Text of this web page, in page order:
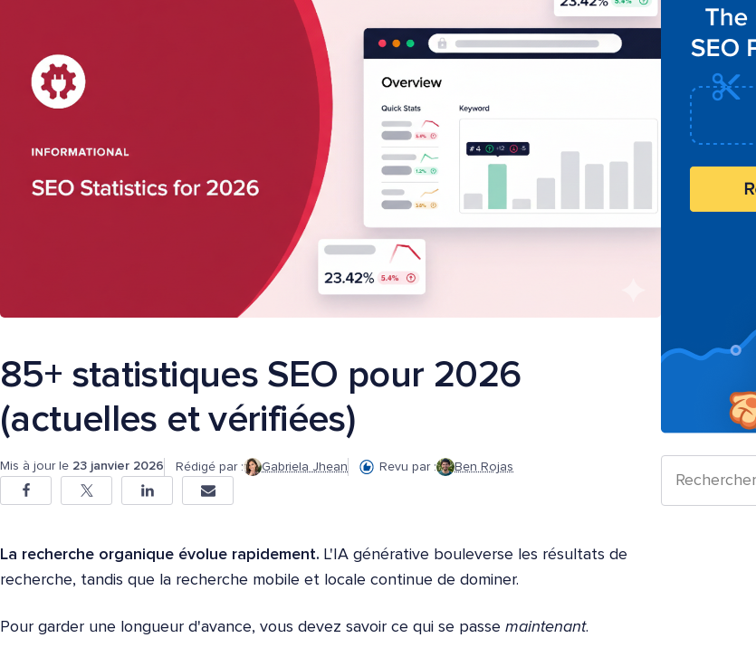
85+ statistiques SEO pour 2026
(actuelles et vérifiées)
Mis à jour le 23 janvier 2026 Rédigé par : Gabriela Jhean Revu par : Ben Rojas
La recherche organique évolue rapidement. L'IA générative bouleverse les résultats de
recherche, tandis que la recherche mobile et locale continue de dominer.
Pour garder une longueur d'avance, vous devez savoir ce qui se passe maintenant.